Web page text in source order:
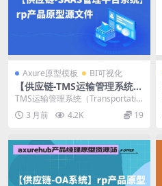
Axure原型模板 BI可视化
【供应链-TMS运输管理系统】
rp产品原型源文件
TMS运输管理系统（Transportatio
n Management Syst...
3 月前 4.2K 19